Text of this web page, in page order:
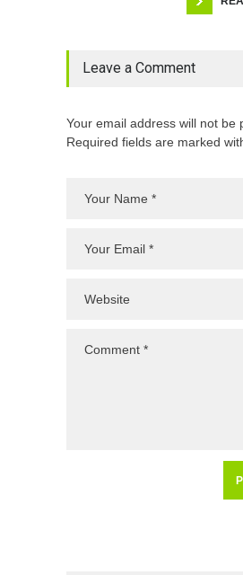
Leave a Comment
Your email address will not be
Required fields are marked